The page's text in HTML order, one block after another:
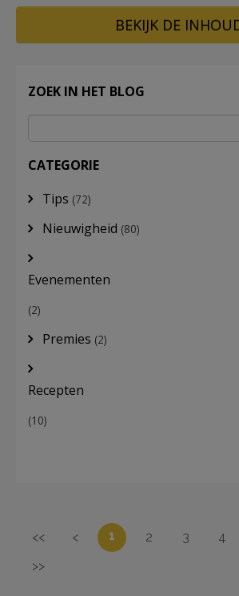
BEKIJK DE
ZOEK IN HET BLOG
CATEGORIE
Tips (72)
Nieuwigheid (80)
Evenementen
(2)
Premies (2)
Recepten
(10)
<< < 1 2 3 4
>>